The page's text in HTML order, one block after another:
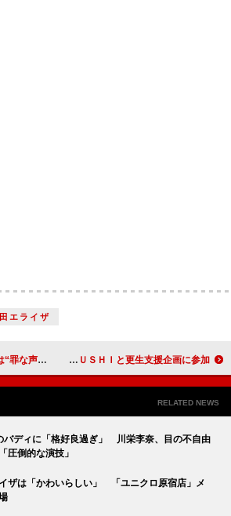
エライザ
せる声の持ち主」 向井地美音、先輩・高橋みなみの著書を推薦 杉良太郎、ＡＴＳＵＳＨＩと更生支援企画に参加
RELATED NEWS
バディに「格好良過ぎ」 川栄李奈、目の不自由
圧倒的な演技」
ザは「かわいらしい」 「ユニクロ原宿店」メ